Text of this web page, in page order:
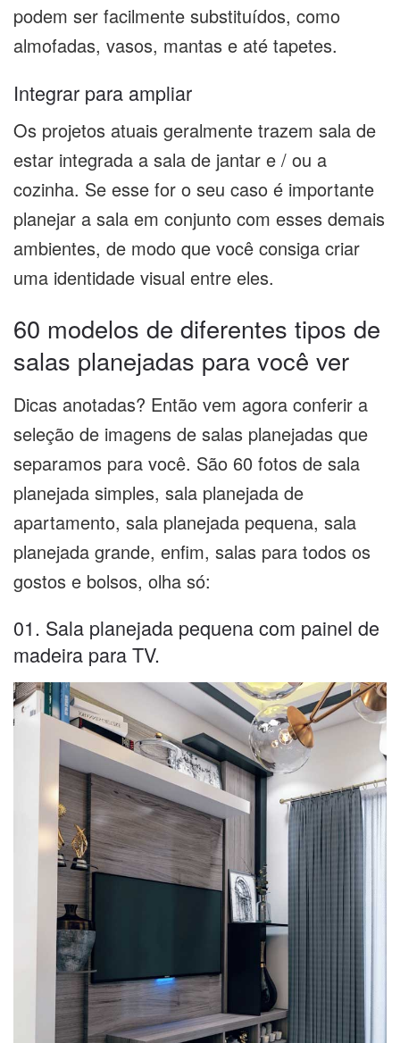
podem ser facilmente substituídos, como
almofadas, vasos, mantas e até tapetes.
Integrar para ampliar
Os projetos atuais geralmente trazem sala de
estar integrada a sala de jantar e / ou a
cozinha. Se esse for o seu caso é importante
planejar a sala em conjunto com esses demais
ambientes, de modo que você consiga criar
uma identidade visual entre eles.
60 modelos de diferentes tipos de
salas planejadas para você ver
Dicas anotadas? Então vem agora conferir a
seleção de imagens de salas planejadas que
separamos para você. São 60 fotos de sala
planejada simples, sala planejada de
apartamento, sala planejada pequena, sala
planejada grande, enfim, salas para todos os
gostos e bolsos, olha só:
01. Sala planejada pequena com painel de
madeira para TV.